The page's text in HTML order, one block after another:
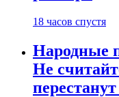
18 часов спустя
Народные
Не